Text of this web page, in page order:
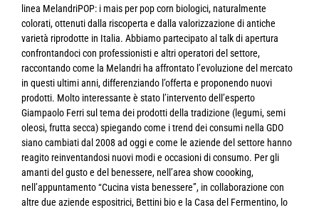
linea MelandriPOP: i mais per pop corn biologici, naturalmente
colorati, ottenuti dalla riscoperta e dalla valorizzazione di antiche
varietà riprodotte in Italia. Abbiamo partecipato al talk di apertura
confrontandoci con professionisti e altri operatori del settore,
raccontando come la Melandri ha affrontato l’evoluzione del mercato
in questi ultimi anni, differenziando l’offerta e proponendo nuovi
prodotti. Molto interessante è stato l’intervento dell’esperto
Giampaolo Ferri sul tema dei prodotti della tradizione (legumi, semi
oleosi, frutta secca) spiegando come i trend dei consumi nella GDO
siano cambiati dal 2008 ad oggi e come le aziende del settore hanno
reagito reinventandosi nuovi modi e occasioni di consumo. Per gli
amanti del gusto e del benessere, nell’area show coooking,
nell’appuntamento “Cucina vista benessere”, in collaborazione con
altre due aziende espositrici, Bettini bio e la Casa del Fermentino, lo